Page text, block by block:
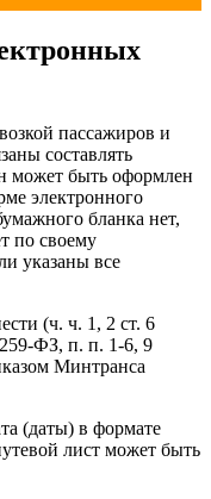
пассажиров и
составлять
может быть оформлен
электронного
бланка нет,
по своему
указаны все
(ч. ч. 1, 2 ст. 6
ФЗ, п. п. 1-6, 9
Минтранса
(даты) в формате
лист может быть